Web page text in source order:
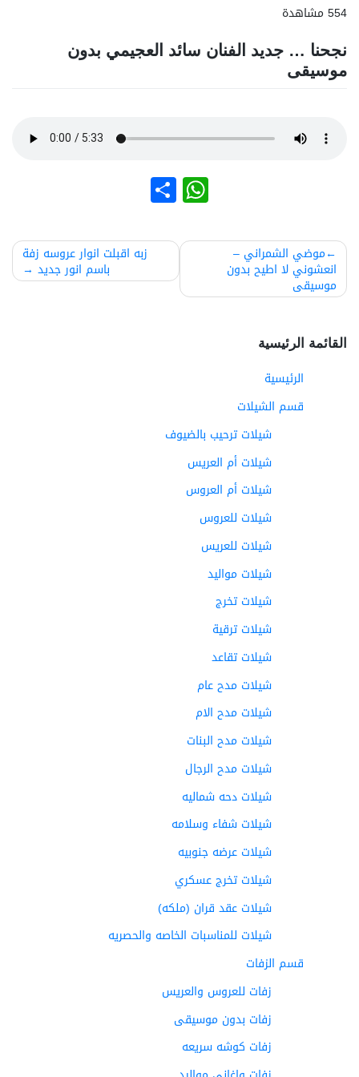
554 مشاهدة
نجحنا … جديد الفنان سائد العجيمي بدون
موسيقى
WhatsApp
نشر
تصفّح
المقالات
موضي الشمراني –
انعشوني لا اطيح بدون
موسيقى
زبه اقبلت انوار عروسه زفة
باسم انور جديد
القائمة الرئيسية
الرئيسية
قسم الشيلات
شيلات ترحيب بالضيوف
شيلات أم العريس
شيلات أم العروس
شيلات للعروس
شيلات للعريس
شيلات مواليد
شيلات تخرج
شيلات ترقية
شيلات تقاعد
شيلات مدح عام
شيلات مدح الام
شيلات مدح البنات
شيلات مدح الرجال
شيلات دحه شماليه
شيلات شفاء وسلامه
شيلات عرضه جنوبيه
شيلات تخرج عسكري
شيلات عقد قران (ملكه)
شيلات للمناسبات الخاصه والحصريه
قسم الزفات
زفات للعروس والعريس
زفات بدون موسيقى
زفات كوشه سريعه